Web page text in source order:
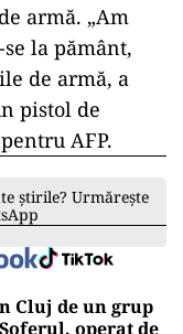
armă. „Am
la pământ,
de armă, a
pistol de
AFP.
știrile? Urmărește
Cluj de un grup
operat de